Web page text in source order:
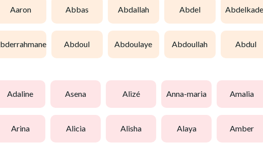
aaron abbas abdallah abdel
abderrahmane abdoul abdoulaye abdoullah abdul
adaline asena alizé anna-maria amalia
arina alicia alisha alaya amber